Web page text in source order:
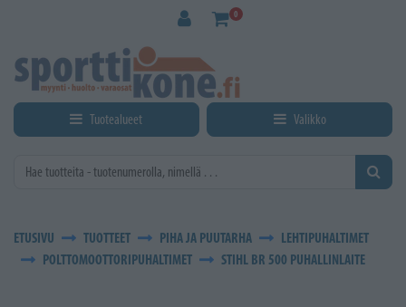
0
Tuotealueet Valikko
ETUSIVU TUOTTEET PIHA JA PUUTARHA
LEHTIPUHALTIMET
POLTTOMOOTTORIPUHALTIMET
STIHL BR 500 PUHALLINLAITE